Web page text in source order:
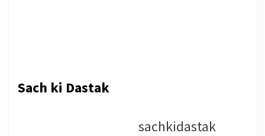
Sach ki Dastak
sachkidastak